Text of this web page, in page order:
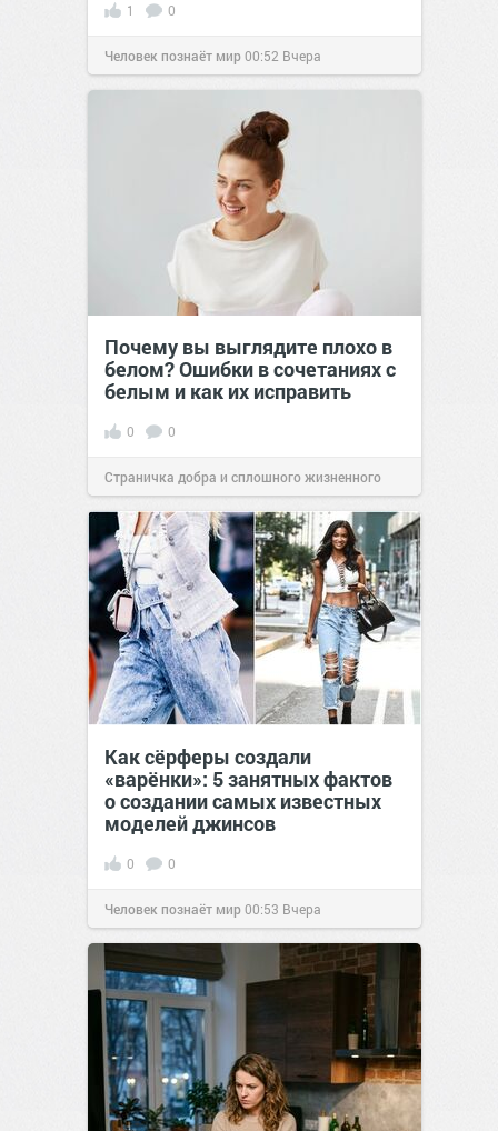
1 0
Человек познаёт мир00:52 Вчера
Почему вы выглядите плохо в
белом? Ошибки в сочетаниях с
белым и как их исправить
0 0
Страничка добра и сплошного жизненного
позитива!00:29Вчера
Как сёрферы создали
«варёнки»: 5 занятных фактов
о создании самых известных
моделей джинсов
0 0
Человек познаёт мир00:53 Вчера